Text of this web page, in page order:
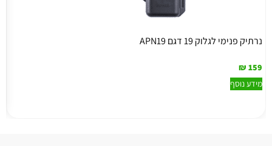
נרתיק פנימי לגלוק 19 דגם APN19
159
₪
מידע נוסף